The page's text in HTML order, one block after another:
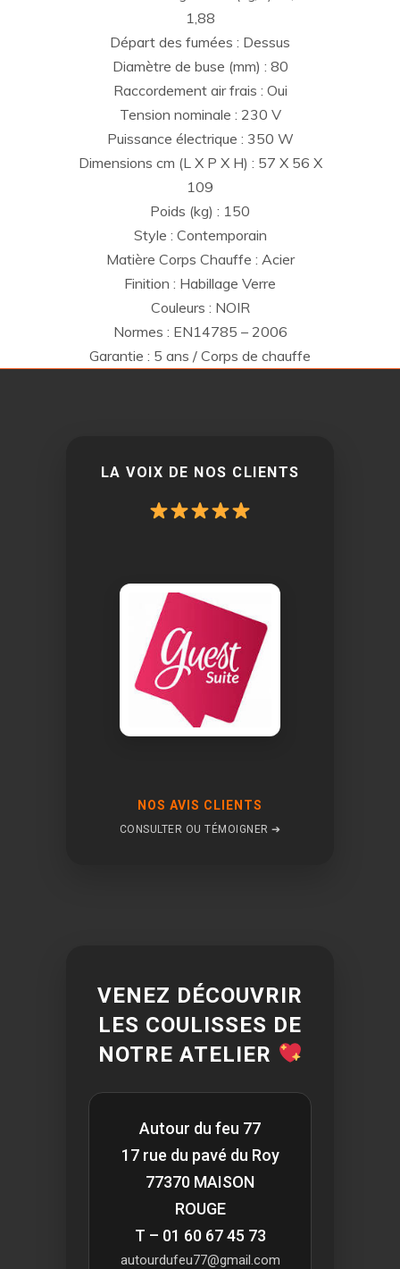
1,88
Départ des fumées : Dessus
Diamètre de buse (mm) : 80
Raccordement air frais : Oui
Tension nominale : 230 V
Puissance électrique : 350 W
Dimensions cm (L X P X H) : 57 X 56 X
109
Poids (kg) : 150
Style : Contemporain
Matière Corps Chauffe : Acier
Finition : Habillage Verre
Couleurs : NOIR
Normes : EN14785 – 2006
Garantie : 5 ans / Corps de chauffe
LA VOIX DE NOS CLIENTS
NOS AVIS CLIENTS
CONSULTER OU TÉMOIGNER ➔
VENEZ DÉCOUVRIR
LES COULISSES DE
NOTRE ATELIER
Autour du feu 77
17 rue du pavé du Roy
77370 MAISON
ROUGE
T – 01 60 67 45 73
autourdufeu77@gmail.com